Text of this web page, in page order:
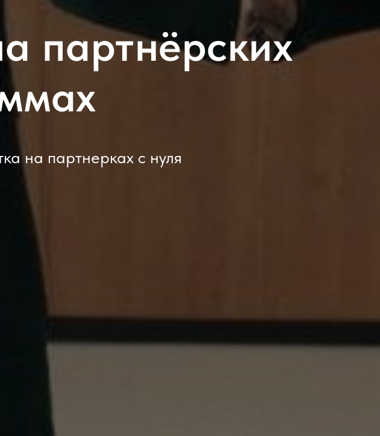
партнёрских
на партнерках с нуля